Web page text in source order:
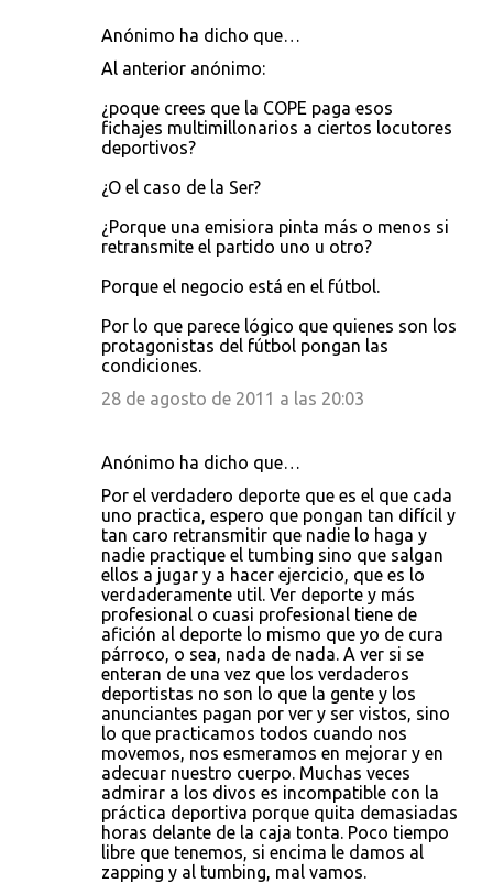
Anónimo ha dicho que…
Al anterior anónimo:
¿poque crees que la COPE paga esos
fichajes multimillonarios a ciertos locutores
deportivos?
¿O el caso de la Ser?
¿Porque una emisiora pinta más o menos si
retransmite el partido uno u otro?
Porque el negocio está en el fútbol.
Por lo que parece lógico que quienes son los
protagonistas del fútbol pongan las
condiciones.
28 de agosto de 2011 a las 20:03
Anónimo ha dicho que…
Por el verdadero deporte que es el que cada
uno practica, espero que pongan tan difícil y
tan caro retransmitir que nadie lo haga y
nadie practique el tumbing sino que salgan
ellos a jugar y a hacer ejercicio, que es lo
verdaderamente util. Ver deporte y más
profesional o cuasi profesional tiene de
afición al deporte lo mismo que yo de cura
párroco, o sea, nada de nada. A ver si se
enteran de una vez que los verdaderos
deportistas no son lo que la gente y los
anunciantes pagan por ver y ser vistos, sino
lo que practicamos todos cuando nos
movemos, nos esmeramos en mejorar y en
adecuar nuestro cuerpo. Muchas veces
admirar a los divos es incompatible con la
práctica deportiva porque quita demasiadas
horas delante de la caja tonta. Poco tiempo
libre que tenemos, si encima le damos al
zapping y al tumbing, mal vamos.